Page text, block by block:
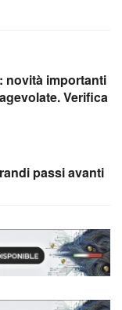
novità importanti
Verifica
passi avanti